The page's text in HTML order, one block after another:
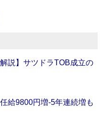
説】サツドラTOB成立の
給9800円増‐5年連続増も